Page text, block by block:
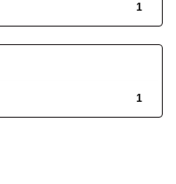
1
1